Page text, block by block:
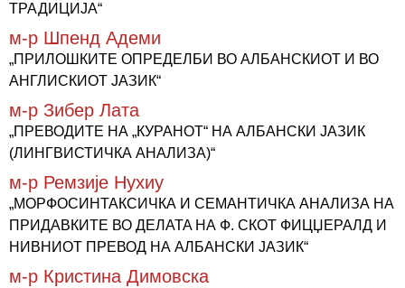
ТРАДИЦИЈА“
м-р Шпенд Адеми
„ПРИЛОШКИТЕ ОПРЕДЕЛБИ ВО АЛБАНСКИОТ И ВО
АНГЛИСКИОТ ЈАЗИК“
м-р Зибер Лата
„ПРЕВОДИТЕ НА „КУРАНОТ“ НА АЛБАНСКИ ЈАЗИК
(ЛИНГВИСТИЧКА АНАЛИЗА)“
м-р Ремзије Нухиу
„МОРФОСИНТАКСИЧКА И СЕМАНТИЧКА АНАЛИЗА НА
ПРИДАВКИТЕ ВО ДЕЛATA НА Ф. СКОТ ФИЦЏЕРАЛД И
НИВНИОТ ПРЕВОД НА АЛБАНСКИ ЈАЗИК“
м-р Кристина Димовска